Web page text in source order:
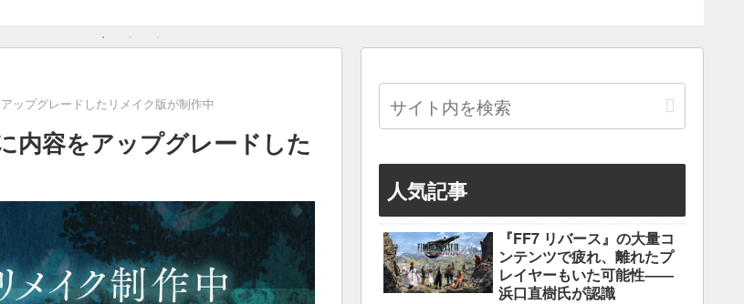
らないで」
満
ップグレードしたリメイク版が制作中
内容をアップグレードした
人気記事
『FF7 リバース』の大量コ
ンテンツで疲れ、離れたプ
レイヤーもいた可能性――
浜口直樹氏が認識